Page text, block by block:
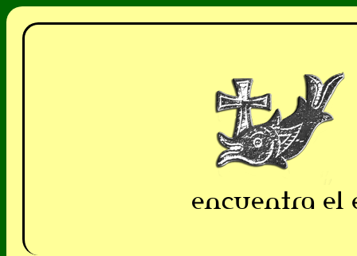
encuentra el